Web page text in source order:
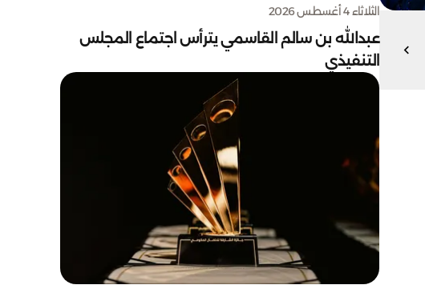
الثلاثاء 4 أغسطس 2026
عبدالله بن سالم القاسمي يترأس اجتماع المجلس
التنفيذي